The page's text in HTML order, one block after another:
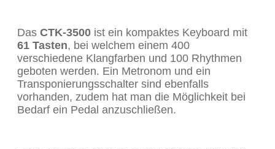
Das CTK-3500 ist ein kompaktes Keyboard mit
61 Tasten, bei welchem einem 400
verschiedene Klangfarben und 100 Rhythmen
geboten werden. Ein Metronom und ein
Transponierungsschalter sind ebenfalls
vorhanden, zudem hat man die Möglichkeit bei
Bedarf ein Pedal anzuschließen.